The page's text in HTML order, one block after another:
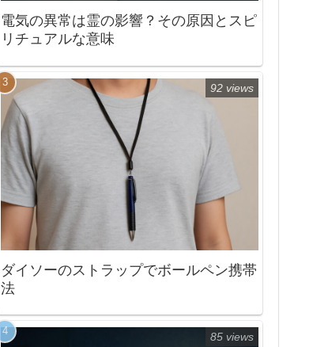
電気の異常は霊の影響？その原因とスピ
リチュアルな意味
ダイソーのストラップでボールペン携帯
法
92 views
85 views